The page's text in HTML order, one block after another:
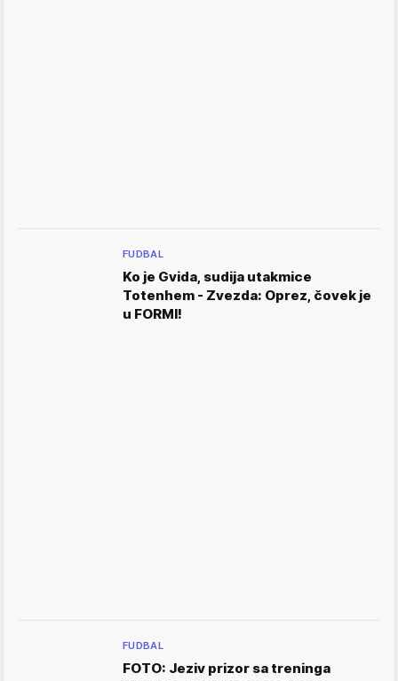
FUDBAL
Ko je Gvida, sudija utakmice
Totenhem - Zvezda: Oprez, čovek je
u FORMI!
FUDBAL
FOTO: Jeziv prizor sa treninga